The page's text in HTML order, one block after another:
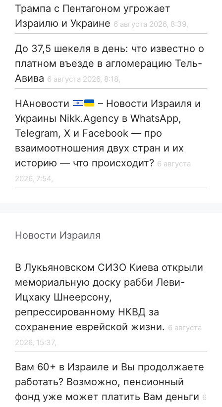
Трампа с Пентагоном угрожает
Израилю и Украине 6 августа 2026, 8:39,
До 37,5 шекеля в день: что известно о
платном въезде в агломерацию Тель-
Авива 6 августа 2026, 8:18,
НАновости
– Новости Израиля и
Украины Nikk.Agency в WhatsApp,
Telegram, X и Facebook — про
взаимоотношения двух стран и их
историю — что происходит? 6 августа
2026, 7:54,
Новости Израиля
В Лукьяновском СИЗО Киева открыли
мемориальную доску рабби Леви-
Ицхаку Шнеерсону,
репрессированному НКВД за
сохранение еврейской жизни. 6 августа
2026, 15:37,
Вам 60+ в Израиле и Вы продолжаете
работать? Возможно, пенсионный
фонд уже может платить Вам деньги 6